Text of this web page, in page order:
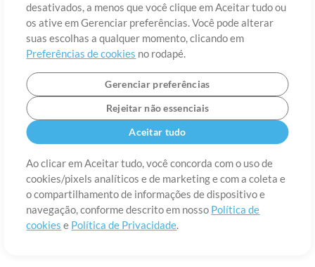
desativados, a menos que você clique em Aceitar tudo ou
os ative em Gerenciar preferências. Você pode alterar
suas escolhas a qualquer momento, clicando em
Preferências de cookies no rodapé.
Gerenciar preferências
Rejeitar não essenciais
Aceitar tudo
Ao clicar em Aceitar tudo, você concorda com o uso de
cookies/pixels analíticos e de marketing e com a coleta e
o compartilhamento de informações de dispositivo e
navegação, conforme descrito em nosso Política de
cookies e Política de Privacidade.